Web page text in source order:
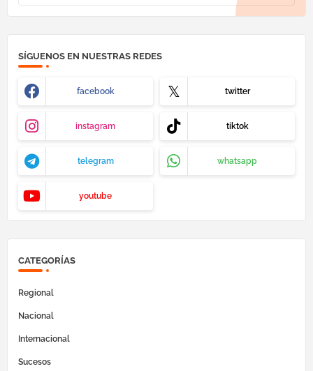
SÍGUENOS EN NUESTRAS REDES
facebook twitter
instagram tiktok
telegram whatsapp
youtube
CATEGORÍAS
Regional
Nacional
Internacional
Sucesos